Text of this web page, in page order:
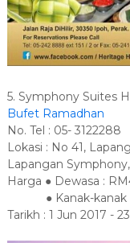
5. Symphony Suites
Bufet Ramadhan
No. Tel : 05- 3122288
Lokasi : No 41,
Lapangan
Harga ● Dewasa :
● Kanak-kanak :
Tarikh : 1 Jun 2017 -